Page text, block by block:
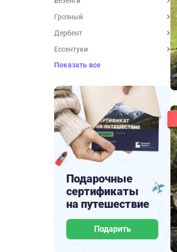
Грозный
Дербент
Ессентуки
Показать все
Подарочные
сертификаты
на путешествие
Подарить